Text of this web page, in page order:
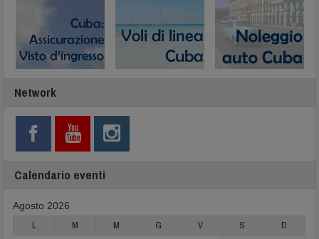
Network
Calendario eventi
Agosto 2026
L M M G V S D